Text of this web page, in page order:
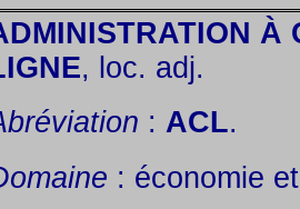
À
, loc. adj.
: ACL.
: économie